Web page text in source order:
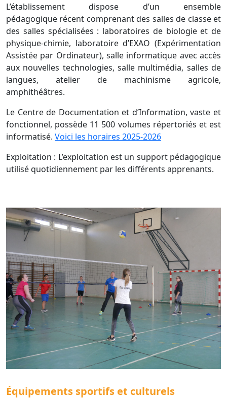
L’établissement dispose d’un ensemble
pédagogique récent comprenant des salles de classe et
des salles spécialisées : laboratoires de biologie et de
physique-chimie, laboratoire d’EXAO (Expérimentation
Assistée par Ordinateur), salle informatique avec accès
aux nouvelles technologies, salle multimédia, salles de
langues, atelier de machinisme agricole,
amphithéâtres.
Le Centre de Documentation et d’Information, vaste et
fonctionnel, possède 11 500 volumes répertoriés et est
informatisé. Voici les horaires 2025-2026
Exploitation : L’exploitation est un support pédagogique
utiliséquotidiennement par les différents apprenants.
Équipements sportifs et culturels